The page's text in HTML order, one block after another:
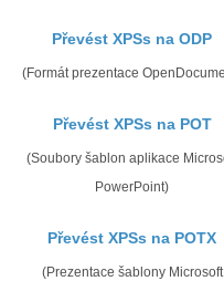
Převést XPSs na ODP
(Formát prezentace
Převést XPSs na POT
(Soubory šablon aplikace
PowerPoint)
Převést XPSs na POTX
(Prezentace šablony Microsoft